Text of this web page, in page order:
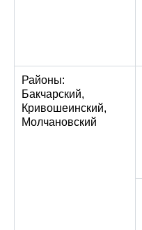
Районы:
Бакчарский,
Кривошеинский,
Молчановский